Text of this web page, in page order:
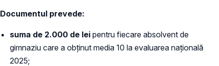
Documentul prevede:
suma de 2.000 de lei pentru fiecare absolvent de
gimnaziu care a obținut media 10 la evaluarea națională
2025;